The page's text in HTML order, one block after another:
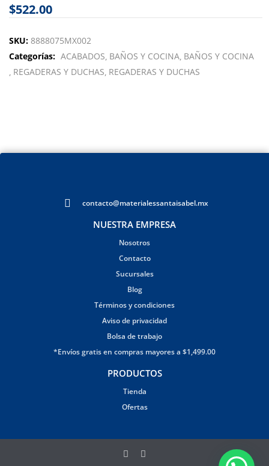
$522.00
SKU: 8888075MX002
Categorías: ACABADOS BAÑOS Y COCINA BAÑOS Y COCINA
REGADERAS Y DUCHAS REGADERAS Y DUCHAS
contacto@materialessantaisabel.mx
NUESTRA EMPRESA
Nosotros
Contacto
Sucursales
Blog
Términos y condiciones
Aviso de privacidad
Bolsa de trabajo
*Envíos gratis en compras mayores a $1,499.00
PRODUCTOS
Tienda
Ofertas